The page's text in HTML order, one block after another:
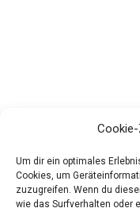
Um dir ein optimales
Cookies, um
zuzugreifen. Wenn du
wie das Surfverhalten oder